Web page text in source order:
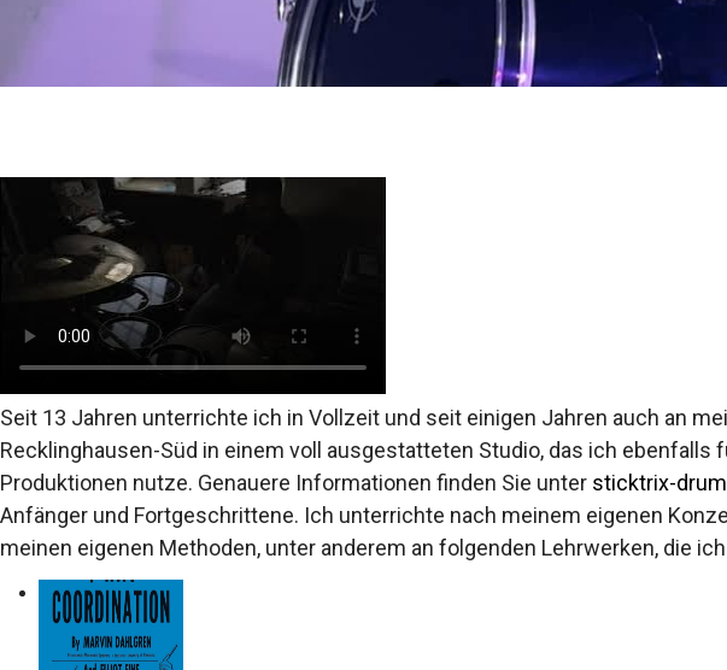
Seit 13 Jahren unterrichte ich in Vollzeit und seit einigen Jahren auch an
Recklinghausen-Süd in einem voll ausgestatteten Studio, das ich ebenfalls
Produktionen nutze. Genauere Informationen finden Sie unter sticktrix-
Anfänger und Fortgeschrittene. Ich unterrichte nach meinem eigenen
meinen eigenen Methoden, unter anderem an folgenden Lehrwerken, die